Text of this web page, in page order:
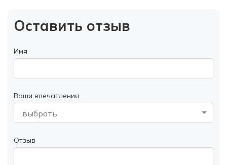
Оставить отзыв
Имя
Ваши впечатления
выбрать
Отзыв